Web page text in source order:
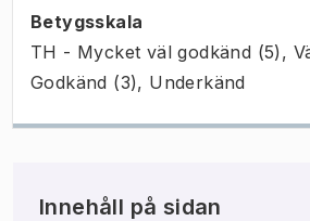
Betygsskala
TH - Mycket väl godkänd (5),
Godkänd (3), Underkänd
Innehåll på sidan